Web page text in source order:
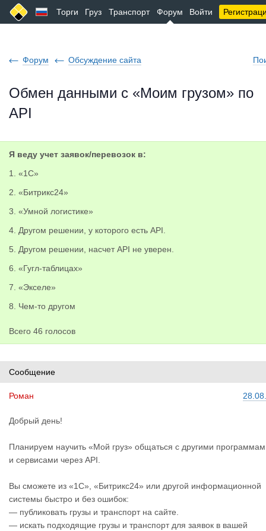
Торги Груз Транспорт Форум Войти
Форум Обсуждение сайта
Обмен данными с «Моим грузом» по
API
Я веду учет заявок/перевозок в:
1. «1С»
2. «Битрикс24»
3. «Умной логистике»
4. Другом решении, у которого есть API.
5. Другом решении, насчет API не уверен.
6. «Гугл-таблицах»
7. «Экселе»
8. Чем-то другом
Всего 46 голосов
Сообщение
Роман
Добрый день!
Планируем научить «Мой груз» общаться с другими
и сервисами через API.
Вы сможете из «1С», «Битрикс24» или другой информационной
системы быстро и без ошибок:
— публиковать грузы и транспорт на сайте.
— искать подходящие грузы и транспорт для заявок в вашей